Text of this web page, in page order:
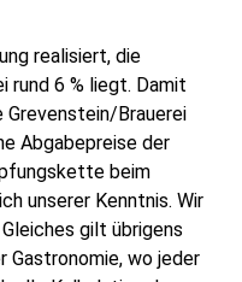
realisiert, die
rund 6 % liegt. Damit
Grevenstein/Brauerei
Abgabepreise der
beim
unserer Kenntnis. Wir
gilt übrigens
Gastronomie, wo jeder